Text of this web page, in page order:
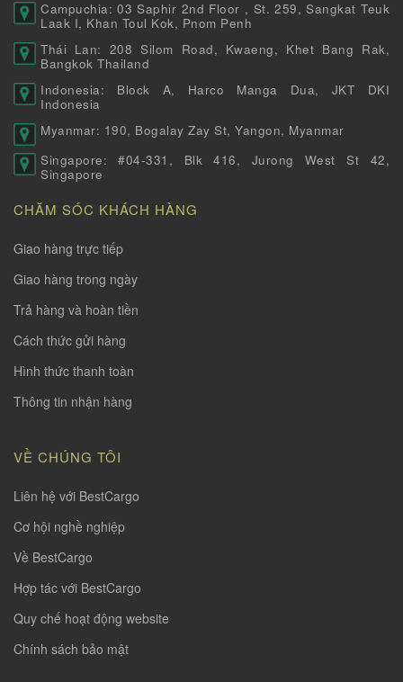
Campuchia: 03 Saphir 2nd Floor , St. 259, Sangkat Teuk
Laak I, Khan Toul Kok, Pnom Penh
Thái Lan: 208 Silom Road, Kwaeng, Khet Bang Rak,
Bangkok Thailand
Indonesia: Block A, Harco Manga Dua, JKT DKI
Indonesia
Myanmar: 190, Bogalay Zay St, Yangon, Myanmar
Singapore: #04-331, Blk 416, Jurong West St 42,
Singapore
CHĂM SÓC KHÁCH HÀNG
Giao hàng trực tiếp
Giao hàng trong ngày
Trả hàng và hoàn tiền
Cách thức gửi hàng
Hình thức thanh toàn
Thông tin nhận hàng
VỀ CHÚNG TÔI
Liên hệ với BestCargo
Cơ hội nghề nghiệp
Về BestCargo
Hợp tác với BestCargo
Quy chế hoạt động website
Chính sách bảo mật